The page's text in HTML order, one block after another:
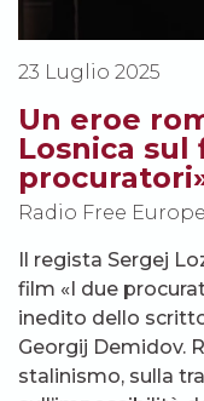
23 Luglio 2025
Un eroe
Losnica sul
Radio Free Europe
Il regista Sergej
film «I due
inedito dello
Georgij Demidov.
stalinismo, sulla